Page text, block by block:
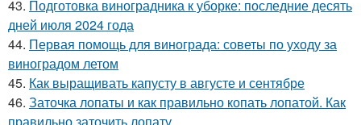
43. Подготовка виноградника к уборке: последние десять
дней июля 2024 года
44. Первая помощь для винограда: советы по уходу за
виноградом летом
45. Как выращивать капусту в августе и сентябре
46. Заточка лопаты и как правильно копать лопатой. Как
правильно заточить лопату